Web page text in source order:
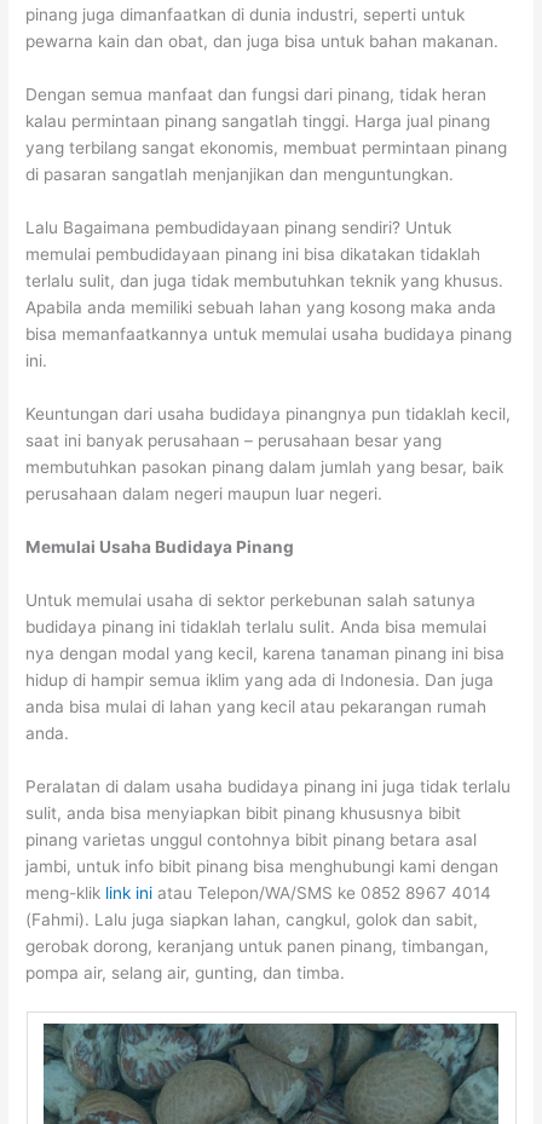
pinang juga dimanfaatkan di dunia industri, seperti untuk
pewarna kain dan obat, dan juga bisa untuk bahan makanan.
Dengan semua manfaat dan fungsi dari pinang, tidak heran
kalau permintaan pinang sangatlah tinggi. Harga jual pinang
yang terbilang sangat ekonomis, membuat permintaan pinang
di pasaran sangatlah menjanjikan dan menguntungkan.
Lalu Bagaimana pembudidayaan pinang sendiri? Untuk
memulai pembudidayaan pinang ini bisa dikatakan tidaklah
terlalu sulit, dan juga tidak membutuhkan teknik yang khusus.
Apabila anda memiliki sebuah lahan yang kosong maka anda
bisa memanfaatkannya untuk memulai usaha budidaya pinang
ini.
Keuntungan dari usaha budidaya pinangnya pun tidaklah kecil,
saat ini banyak perusahaan – perusahaan besar yang
membutuhkan pasokan pinang dalam jumlah yang besar, baik
perusahaan dalam negeri maupun luar negeri.
Memulai Usaha Budidaya Pinang
Untuk memulai usaha di sektor perkebunan salah satunya
budidaya pinang ini tidaklah terlalu sulit. Anda bisa memulai
nya dengan modal yang kecil, karena tanaman pinang ini bisa
hidup di hampir semua iklim yang ada di Indonesia. Dan juga
anda bisa mulai di lahan yang kecil atau pekarangan rumah
anda.
Peralatan di dalam usaha budidaya pinang ini juga tidak terlalu
sulit, anda bisa menyiapkan bibit pinang khususnya bibit
pinang varietas unggul contohnya bibit pinang betara asal
jambi, untuk info bibit pinang bisa menghubungi kami dengan
meng-klik link ini atau Telepon/WA/SMS ke 0852 8967 4014
(Fahmi). Lalu juga siapkan lahan, cangkul, golok dan sabit,
gerobak dorong, keranjang untuk panen pinang, timbangan,
pompa air, selang air, gunting, dan timba.